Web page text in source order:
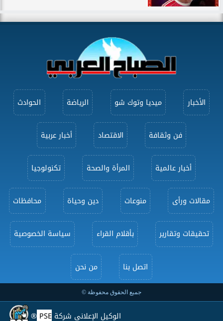
الأخبار ميديا وتوك شو الرياضة الحوادث
فن وثقافة الاقتصاد أخبار عربية
أخبار عالمية المرأة والصحة تكنولوجيا
مقالات ورأى منوعات دين وحياة محافظات
تحقيقات وتقارير بأقلام القراء سياسة الخصوصية
اتصل بنا من نحن
جميع الحقوق محفوظة ©
الوكيل الإعلاني شركة PSE
®